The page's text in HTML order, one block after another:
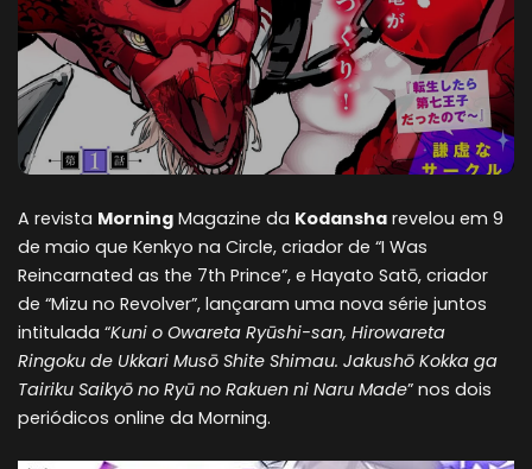
A revista Morning Magazine da Kodansha revelou em 9
de maio que Kenkyo na Circle, criador de “I Was
Reincarnated as the 7th Prince”, e Hayato Satō, criador
de “Mizu no Revolver”, lançaram uma nova série juntos
intitulada “Kuni o Owareta Ryūshi-san, Hirowareta
Ringoku de Ukkari Musō Shite Shimau. Jakushō Kokka ga
Tairiku Saikyō no Ryū no Rakuen ni Naru Made” nos dois
periódicos online da Morning.